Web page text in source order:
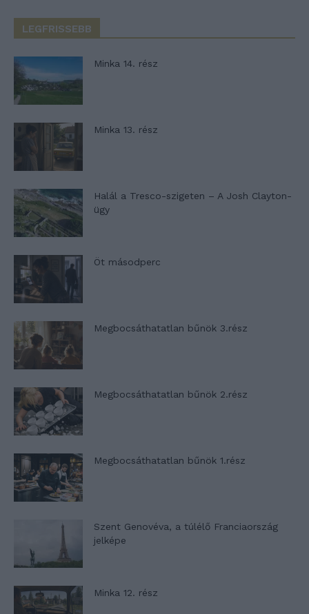
LEGFRISSEBB
Minka 14. rész
Minka 13. rész
Halál a Tresco-szigeten – A Josh Clayton-
ügy
Öt másodperc
Megbocsáthatatlan bűnök 3.rész
Megbocsáthatatlan bűnök 2.rész
Megbocsáthatatlan bűnök 1.rész
Szent Genovéva, a túlélő Franciaország
jelképe
Minka 12. rész